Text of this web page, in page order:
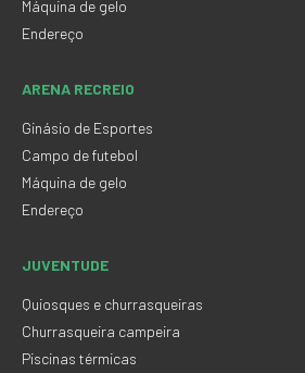
Máquina de gelo
Endereço
ARENA RECREIO
Ginásio de Esportes
Campo de futebol
Máquina de gelo
Endereço
JUVENTUDE
Quiosques e churrasqueiras
Churrasqueira campeira
Piscinas térmicas